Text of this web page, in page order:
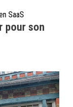
SaaS
pour son